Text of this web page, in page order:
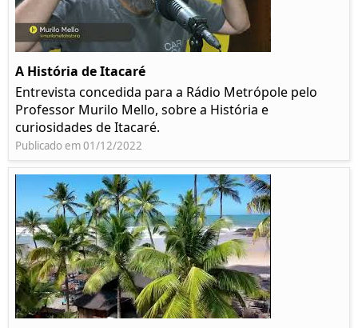
A História de Itacaré
Entrevista concedida para a Rádio Metrópole pelo
Professor Murilo Mello, sobre a História e
curiosidades de Itacaré.
Publicado em 01/12/2022